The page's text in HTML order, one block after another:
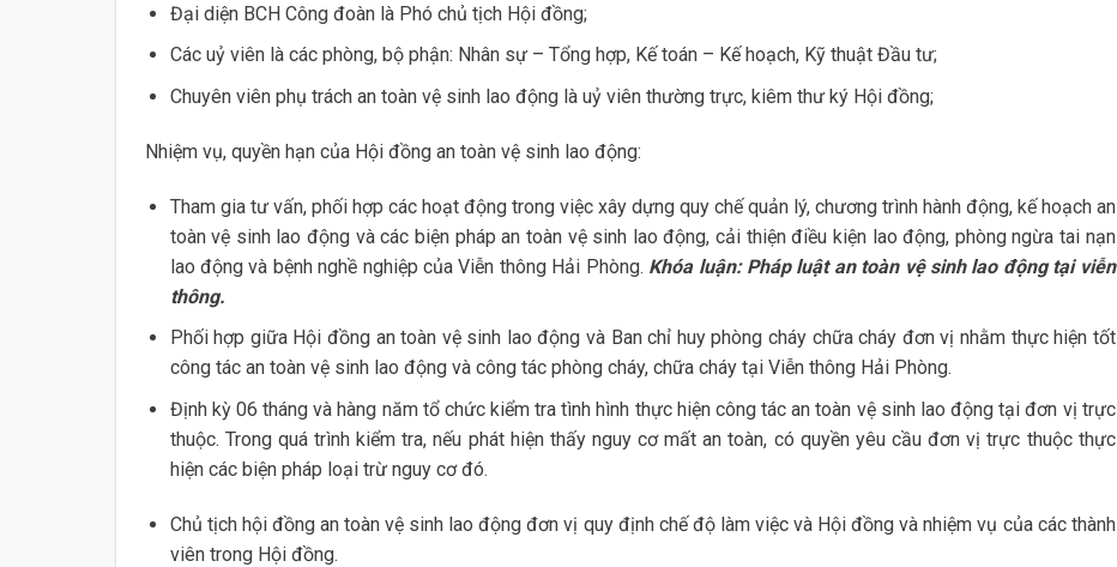
Đại diện BCH Công đoàn là Phó chủ tịch Hội đồng;
Các uỷ viên là các phòng, bộ phận: Nhân sự – Tổng hợp, Kế toán – Kế hoạch, Kỹ thuật Đầu tư;
Chuyên viên phụ trách an toàn vệ sinh lao động là uỷ viên thường trực, kiêm thư ký Hội đồng;
Nhiệm vụ, quyền hạn của Hội đồng an toàn vệ sinh lao động:
Tham gia tư vấn, phối hợp các hoạt động trong việc xây dựng quy chế quản lý, chương trình hành động, kế hoạch an
toàn vệ sinh lao động và các biện pháp an toàn vệ sinh lao động, cải thiện điều kiện lao động, phòng ngừa tai nạn
lao động và bệnh nghề nghiệp của Viễn thông Hải Phòng. Khóa luận: Pháp luật an toàn vệ sinh lao động tại viễn
thông.
Phối hợp giữa Hội đồng an toàn vệ sinh lao động và Ban chỉ huy phòng cháy chữa cháy đơn vị nhằm thực hiện tốt
công tác an toàn vệ sinh lao động và công tác phòng cháy, chữa cháy tại Viễn thông Hải Phòng.
Định kỳ 06 tháng và hàng năm tổ chức kiểm tra tình hình thực hiện công tác an toàn vệ sinh lao động tại đơn vị trực
thuộc. Trong quá trình kiểm tra, nếu phát hiện thấy nguy cơ mất an toàn, có quyền yêu cầu đơn vị trực thuộc thực
hiện các biện pháp loại trừ nguy cơ đó.
Chủ tịch hội đồng an toàn vệ sinh lao động đơn vị quy định chế độ làm việc và Hội đồng và nhiệm vụ của các thành
viên trong Hội đồng.